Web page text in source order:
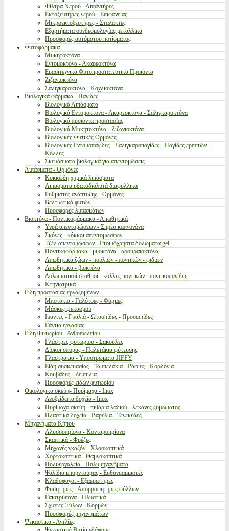
Φίλτρα Νερού - Λιπαντήρες
Εκτοξευτήρες νερού - Επιφανείας
Μικροεκτοξευτήρες - Σταλάκτες
Εξαρτήματα συνδεσμολογίας μεταλλικά
Προσφορές αυτόματου ποτίσματος
Φυτοφάρμακα
Μυκητοκτόνα
Εντομοκτόνα - Ακαρεοκτόνα
Ερασιτεχνικά Φυτοπροστατευτικά Προιόντα
Ζιζανιοκτόνα
Σαλιγκαροκτόνα - Κοχλιοκτόνα
Βιολογικά φάρμακα - Παγίδες
Βιολογικά Λιπάσματα
Βιολογικά Εντομοκτόνα - Ακαρεοκτόνα - Σαλιγκαροκτόνα
Βιολογικά προιόντα προστασίας
Βιολογικά Μυκητοκτόνα - Ζιζανιοκτόνα
Βιολογικές Φυτικές Ορμόνες
Βιολογικές Εντομοπαγίδες - Σαλιγκαροπαγίδες - Παγίδες ερπετών -
Κόλλες
Σκευάσματα βιολογικά για απεντομώσεις
Λιπάσματα - Ορμόνες
Κοκκώδη χημικά λιπάσματα
Λιπάσματα υδατοδιαλυτά διαφυλλικά
Ρυθμιστές ανάπτυξης - Ορμόνες
Βελτιωτικά φυτών
Προσφορές λιπασμάτων
Βιοκτόνα - Ποντικοφάρμακα - Απωθητικά
Υγρά απεντομώσεων - Σπρέυ καπνογόνα
Σκόνες - κόκκοι απεντομώσεων
Τζέλ απεντομώσεων - Ετοιμόχρηστα δολώματα gel
Ποντικοφάρμακα - μυοκτόνα - αρουραιοκτόνα
Απωθητικά ζώων - πουλιών - ποντικών - φιδιών
Απωθητικά - βιοκτόνα
Δολωματικοί σταθμοί - κόλλες ποντικών - ποντικοπαγίδες
Κτηνιατρικά
Είδη προστασίας εργαζομένων
Μποτάκια - Γαλότσες - Φόρμες
Μάσκες ψεκασμού
Ιμάντες - Γυαλιά - Ωτασπίδες - Προσωπίδες
Γάντια εργασίας
Είδη Φυτωρίου - Ανθοπωλείου
Γλάστρες φυτωρίου - Σακούλες
Δίσκοι σποράς - Παλετάκια φύτευσης
Γλαστράκια - Υποστρώματα JIFFY
Είδη συσκευασίας - Ταμπελάκια - Ράφιες - Κορδόνια
Κουβάδες - Ζεμπίλια
Προσφορές ειδών φυτωρίου
Οικολογικά σκεύη- Πυρίμαχα - Inox
Ανοξείδωτα δοχεία - Inox
Πυρίμαχα σκεύη - πιθάρια λαδιού - λεκάνες ζυμώματος
Πλαστικά δοχεία - Βαρέλια - Τενεκέδες
Μηχανήματα Κήπου
Αλυσσοπρίονα - Κονταροπρίονα
Σκαπτικά - Φρέζες
Μηχανές γκαζόν - Χλοοκοπτικά
Χορτοκοπτικά - Θαμνοκοπτικά
Πολυεργαλεία - Πολυμηχανήματα
Ψαλίδια μπορντούρας - Ευθυγραμμιστές
Κλαδοφάγοι - Εξαερωτήρες
Φυσητήρες - Απορροφητήρες φύλλων
Γαιοτρύπανα - Πλυστικά
Σχίστες Ξύλων - Κορμών
Προσφορές μηχανημάτων
Ψεκαστικά - Αντλίες